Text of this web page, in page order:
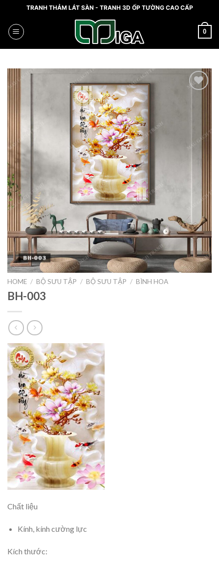
content
TRANH THẢM LÁT SÀN - TRANH 3D ỐP TƯỜNG CAO CẤP
0
HOME / BỘ SƯU TẬP / BỘ SƯU TẬP / BÌNH HOA
BH-003
Chất liệu
Kính, kính cường lực
Kích thước: